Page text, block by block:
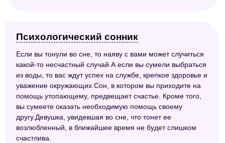
Психологический сонник
Если вы тонули во сне, то наяву с вами может случиться
какой-то несчастный случай.А если вы сумели выбраться
из воды, то вас ждут успех на службе, крепкое здоровье и
уважение окружающих.Сон, в котором вы приходите на
помощь утопающему, предвещает счастье. Кроме того,
вы сумеете оказать необходимую помощь своему
другу.Девушка, увидевшая во сне, что тонет ее
возлюбленный, в ближайшее время не будет слишком
счастлива.